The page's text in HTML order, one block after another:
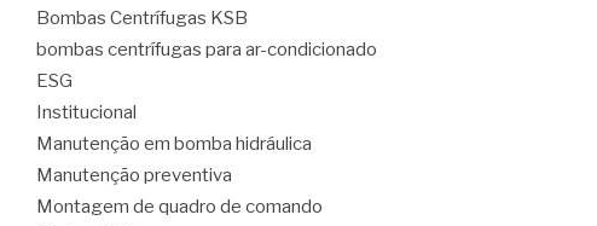
Bombas Centrífugas KSB
bombas centrífugas para ar-condicionado
ESG
Institucional
Manutenção em bomba hidráulica
Manutenção preventiva
Montagem de quadro de comando